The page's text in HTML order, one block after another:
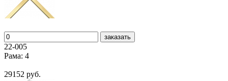
заказать
22-005
Рама: 4
29152 руб.